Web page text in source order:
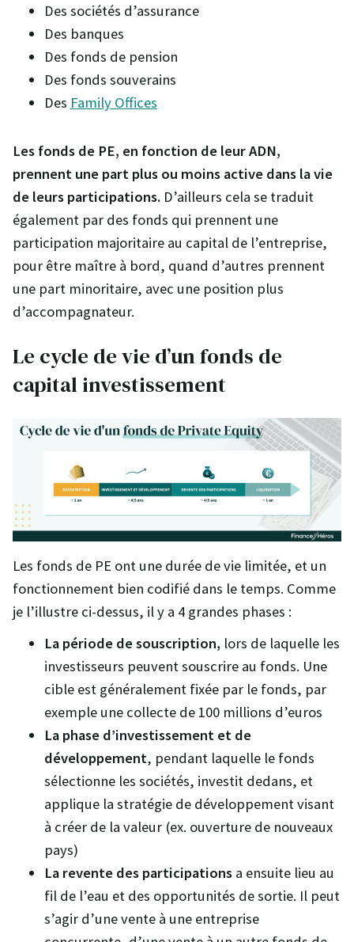
Des sociétés d’assurance
Des banques
Des fonds de pension
Des fonds souverains
Des Family Offices
Les fonds de PE, en fonction de leur ADN,
prennent une part plus ou moins active dans la vie
de leurs participations. D’ailleurs cela se traduit
également par des fonds qui prennent une
participation majoritaire au capital de l’entreprise,
pour être maître à bord, quand d’autres prennent
une part minoritaire, avec une position plus
d’accompagnateur.
Le cycle de vie d’un fonds de
capital investissement
Les fonds de PE ont une durée de vie limitée, et un
fonctionnement bien codifié dans le temps. Comme
je l’illustre ci-dessus, il y a 4 grandes phases :
La période de souscription, lors de laquelle les
investisseurs peuvent souscrire au fonds. Une
cible est généralement fixée par le fonds, par
exemple une collecte de 100 millions d’euros
La phase d’investissement et de
développement, pendant laquelle le fonds
sélectionne les sociétés, investit dedans, et
applique la stratégie de développement visant
à créer de la valeur (ex. ouverture de nouveaux
pays)
La revente des participations a ensuite lieu au
fil de l’eau et des opportunités de sortie. Il peut
s’agir d’une vente à une entreprise